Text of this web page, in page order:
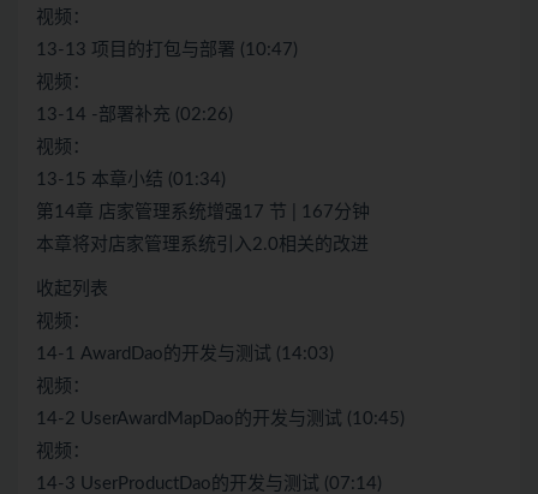
视频：
13-13 项目的打包与部署 (10:47)
视频：
13-14 -部署补充 (02:26)
视频：
13-15 本章小结 (01:34)
第14章 店家管理系统增强17 节 | 167分钟
本章将对店家管理系统引入2.0相关的改进
收起列表
视频：
14-1 AwardDao的开发与测试 (14:03)
视频：
14-2 UserAwardMapDao的开发与测试 (10:45)
视频：
14-3 UserProductDao的开发与测试 (07:14)